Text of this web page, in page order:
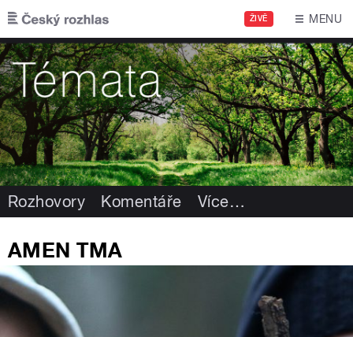
Přejít k hlavnímu obsahu
ŽIVĚ MENU
Rozhovory Komentáře Více…
AMEN TMA